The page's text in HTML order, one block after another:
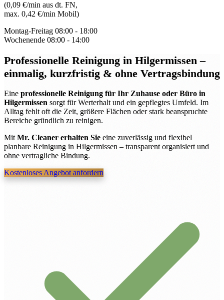
(0,09 €/min aus dt. FN,
max. 0,42 €/min Mobil)
Montag-Freitag 08:00 - 18:00
Wochenende 08:00 - 14:00
Professionelle Reinigung in Hilgermissen–
einmalig, kurzfristig & ohne Vertragsbindung
Eine professionelle Reinigung für Ihr Zuhause oder Büro in
Hilgermissen sorgt für Werterhalt und ein gepflegtes Umfeld. Im
Alltag fehlt oft die Zeit, größere Flächen oder stark beanspruchte
Bereiche gründlich zu reinigen.
Mit Mr. Cleaner erhalten Sie eine zuverlässig und flexibel
planbare Reinigung in Hilgermissen – transparent organisiert und
ohne vertragliche Bindung.
Kostenloses Angebot anfordern